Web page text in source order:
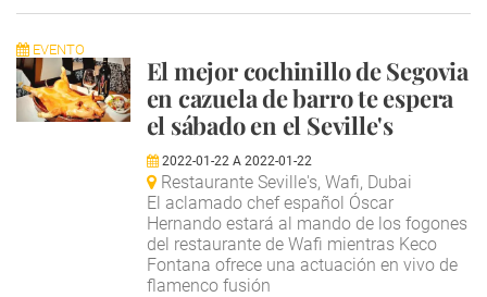
EVENTO
El mejor cochinillo de Segovia
en cazuela de barro te espera
el sábado en el Seville's
2022-01-22A 2022-01-22
Restaurante Seville's, Wafi, Dubai
El aclamado chef español Óscar
Hernando estará al mando de los fogones
del restaurante de Wafi mientras Keco
Fontana ofrece una actuación en vivo de
flamenco fusión